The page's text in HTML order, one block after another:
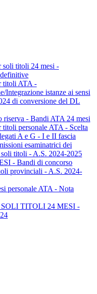
soli titoli 24 mesi -
titoli ATA -
Integrazione istanze ai sensi
di conversione del DL
riserva - Bandi ATA 24 mesi
titoli personale ATA - Scelta
A e G - I e II fascia
esaminatrici dei
titoli - A.S. 2024-2025
- Bandi di concorso
provinciali - A.S. 2024-
personale ATA - Nota
TITOLI 24 MESI -